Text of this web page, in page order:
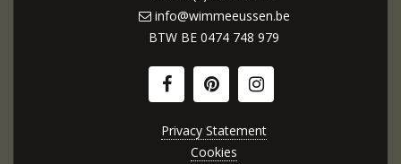
info@wimmeeussen.be
BTW BE 0474 748 979
Privacy Statement
Cookies